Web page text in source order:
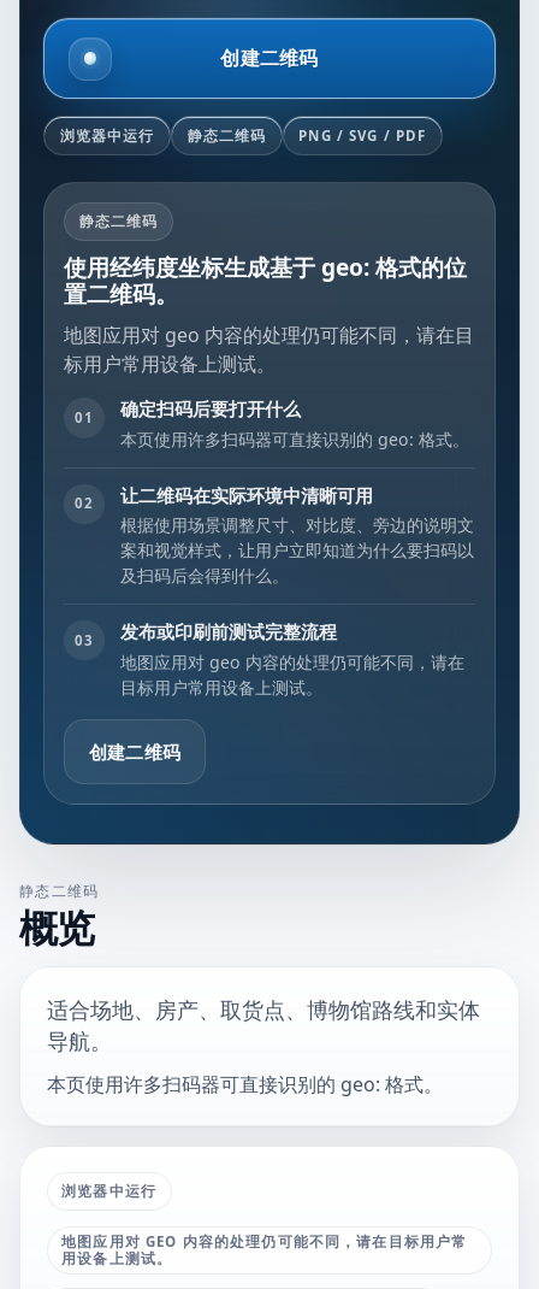
创建二维码
浏览器中运行 静态二维码 PNG / SVG / PDF
静态二维码
使用经纬度坐标生成基于 geo: 格式的位
置二维码。
地图应用对 geo 内容的处理仍可能不同，请在目
标用户常用设备上测试。
01 确定扫码后要打开什么
本页使用许多扫码器可直接识别的 geo: 格式。
02 让二维码在实际环境中清晰可用
根据使用场景调整尺寸、对比度、旁边的说明文
案和视觉样式，让用户立即知道为什么要扫码以
及扫码后会得到什么。
03 发布或印刷前测试完整流程
地图应用对 geo 内容的处理仍可能不同，请在
目标用户常用设备上测试。
创建二维码
静态二维码
概览
适合场地、房产、取货点、博物馆路线和实体
导航。
本页使用许多扫码器可直接识别的 geo: 格式。
浏览器中运行
地图应用对 GEO 内容的处理仍可能不同，请在目标用户常
用设备上测试。